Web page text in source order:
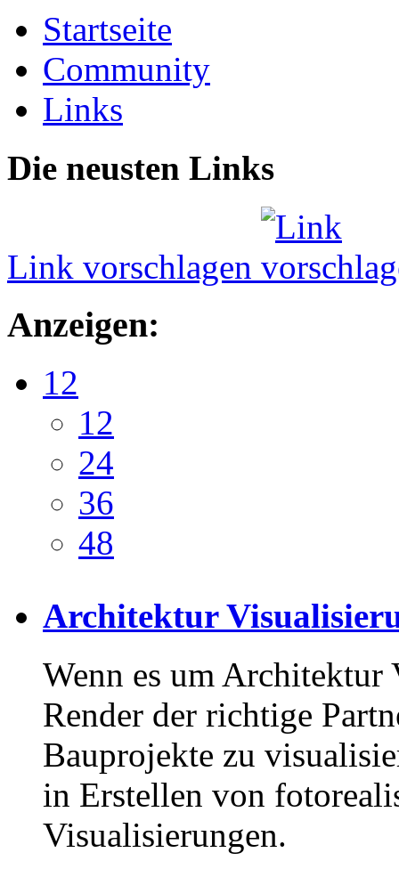
Startseite
Community
Links
Die neusten Links
Link vorschlagen
Anzeigen:
12
12
24
36
48
Architektur
Wenn es um
Render der richtige
Bauprojekte zu
in Erstellen von
Visualisierungen.